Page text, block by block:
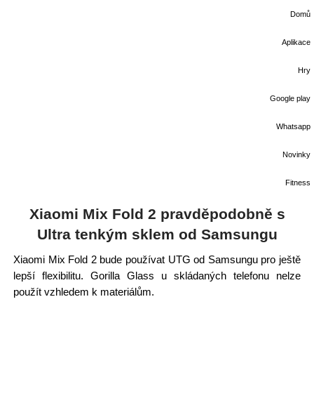
Domů
Aplikace
Hry
Google play
Whatsapp
Novinky
Fitness
Xiaomi Mix Fold 2 pravděpodobně s
Ultra tenkým sklem od Samsungu
Xiaomi Mix Fold 2 bude používat UTG od Samsungu pro ještě
lepší flexibilitu. Gorilla Glass u skládaných telefonu nelze
použít vzhledem k materiálům.